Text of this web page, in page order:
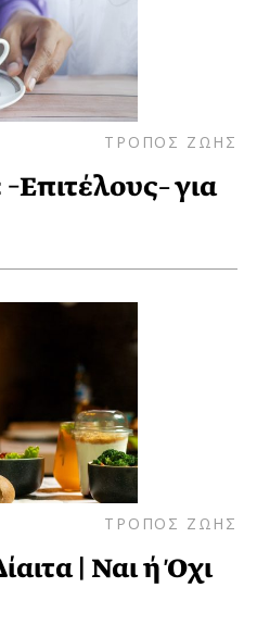
ΤΡΟΠΟΣ ΖΩΗΣ
για
ΤΡΟΠΟΣ ΖΩΗΣ
| Ναι ή Όχι